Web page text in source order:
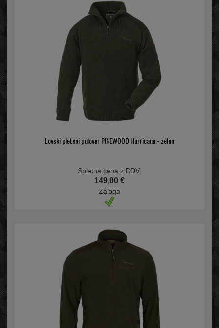
Lovski pleteni pulover PINEWOOD Hurricane - zelen
Spletna cena z DDV:
149,00 €
Zaloga